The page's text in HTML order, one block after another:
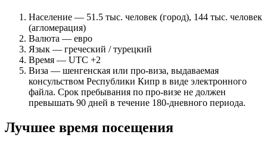
Население — 51.5 тыс. человек (город), 144 тыс. человек
(агломерация)
Валюта — евро
Язык — греческий / турецкий
Время — UTC +2
Виза — шенгенская или про-виза, выдаваемая
консульством Республики Кипр в виде электронного
файла. Срок пребывания по про-визе не должен
превышать 90 дней в течение 180-дневного периода.
Лучшее время посещения